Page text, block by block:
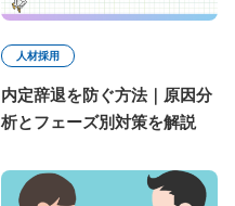
人材採用
内定辞退を防ぐ方法｜原因分
析とフェーズ別対策を解説